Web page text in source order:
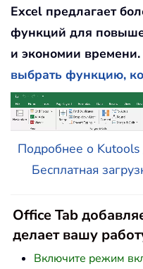
Excel предлагает
функций для
и экономии времени.
выбрать функцию,
Подробнее о Kutools
Бесплатная
Office Tab
делает вашу
Включите режим